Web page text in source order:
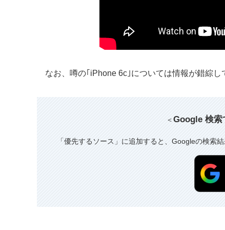
なお、噂の｢iPhone 6c｣については情報が錯綜
＜Google 検索
「優先するソース」に追加すると、Googleの検索